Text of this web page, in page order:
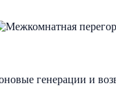
генерации и